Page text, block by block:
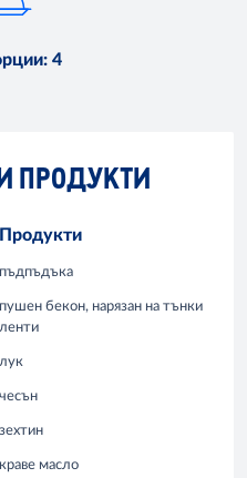
: 4
ПРОДУКТИ
Продукти
пъдпъдъка
пушен бекон, нарязан на тънки
ленти
лук
чесън
зехтин
краве масло